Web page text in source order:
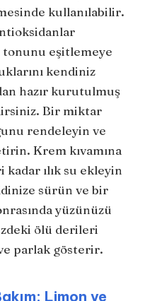
kullanılabilir.
tonunu eşitlemeye
kendiniz
hazır kurutulmuş
Bir miktar
rendeleyin ve
Krem kıvamına
ılık su ekleyin
sürün ve bir
yüzünüzü
ölü derileri
parlak gösterir.
Limon ve